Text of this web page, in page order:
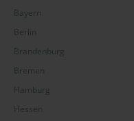
Bayern
Berlin
Brandenburg
Bremen
Hamburg
Hessen